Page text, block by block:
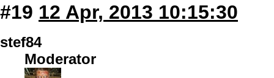
#19 12 Apr, 2013 10:15:30
stef84
Moderator